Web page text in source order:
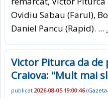
Ovidiu Sabau (Farul),
Daniel Pancu (Rapid). ...
Victor Piturca da de
Craiova: "Mult mai
publicat 2026-08-05 19:00:46(